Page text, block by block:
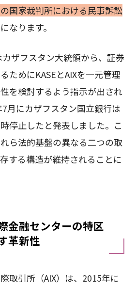
国家裁判所における民事訴訟
なります。
ザフスタン大統領から、証券
ためにKASEとAIXを一元管理
を検討するよう指示が出され
月にカザフスタン国立銀行は
停止したと発表しました。こ
ら法的基盤の異なる二つの取
する構造が維持されることに
金融センターの特区
革新性
取引所（AIX）は、2015年に